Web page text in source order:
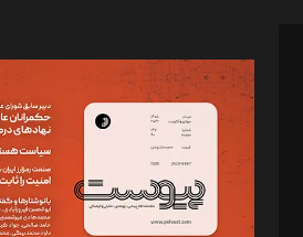
مدیر مسئول: محمدباقر اثنی‌عشری
سردبیر: مهرک محمودی
دبیر تحریریه: میثم قاسمی
د‌بیر ناداستان: سمانه سمیع
د‌بیر خدمت و تجارت: ابوالفضل رجبی
د‌بیر حقوق فناوری: حسام‌الدین ایپکچی